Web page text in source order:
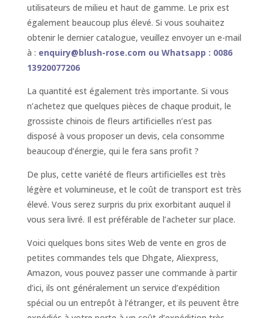
utilisateurs de milieu et haut de gamme. Le prix est
également beaucoup plus élevé. Si vous souhaitez
obtenir le dernier catalogue, veuillez envoyer un e-mail
à : enquiry@blush-rose.com ou Whatsapp : 0086
13920077206
La quantité est également très importante. Si vous
n’achetez que quelques pièces de chaque produit, le
grossiste chinois de fleurs artificielles n’est pas
disposé à vous proposer un devis, cela consomme
beaucoup d’énergie, qui le fera sans profit ?
De plus, cette variété de fleurs artificielles est très
légère et volumineuse, et le coût de transport est très
élevé. Vous serez surpris du prix exorbitant auquel il
vous sera livré. Il est préférable de l’acheter sur place.
Voici quelques bons sites Web de vente en gros de
petites commandes tels que Dhgate, Aliexpress,
Amazon, vous pouvez passer une commande à partir
d’ici, ils ont généralement un service d’expédition
spécial ou un entrepôt à l’étranger, et ils peuvent être